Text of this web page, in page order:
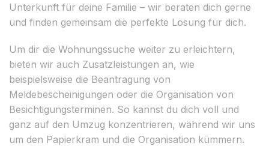
Unterkunft für deine Familie – wir beraten dich gerne
und finden gemeinsam die perfekte Lösung für dich.
Um dir die Wohnungssuche weiter zu erleichtern,
bieten wir auch Zusatzleistungen an, wie
beispielsweise die Beantragung von
Meldebescheinigungen oder die Organisation von
Besichtigungsterminen. So kannst du dich voll und
ganz auf den Umzug konzentrieren, während wir uns
um den Papierkram und die Organisation kümmern.